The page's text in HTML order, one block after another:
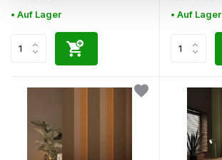
• Auf Lager • Auf Lager